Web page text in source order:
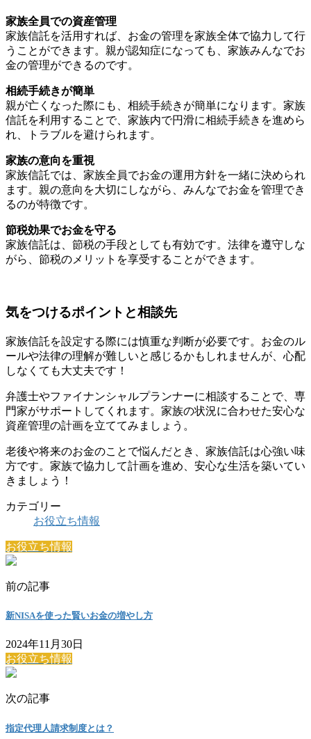
家族全員での資産管理
家族信託を活用すれば、お金の管理を家族全体で協力して行
うことができます。親が認知症になっても、家族みんなでお
金の管理ができるのです。
相続手続きが簡単
親が亡くなった際にも、相続手続きが簡単になります。家族
信託を利用することで、家族内で円滑に相続手続きを進めら
れ、トラブルを避けられます。
家族の意向を重視
家族信託では、家族全員でお金の運用方針を一緒に決められ
ます。親の意向を大切にしながら、みんなでお金を管理でき
るのが特徴です。
節税効果でお金を守る
家族信託は、節税の手段としても有効です。法律を遵守しな
がら、節税のメリットを享受することができます。
気をつけるポイントと相談先
家族信託を設定する際には慎重な判断が必要です。お金のル
ールや法律の理解が難しいと感じるかもしれませんが、心配
しなくても大丈夫です！
弁護士やファイナンシャルプランナーに相談することで、専
門家がサポートしてくれます。家族の状況に合わせた安心な
資産管理の計画を立ててみましょう。
老後や将来のお金のことで悩んだとき、家族信託は心強い味
方です。家族で協力して計画を進め、安心な生活を築いてい
きましょう！
カテゴリー
お役立ち情報
お役立ち情報
前の記事
新NISAを使った賢いお金の増やし方
2024年11月30日
お役立ち情報
次の記事
指定代理人請求制度とは？